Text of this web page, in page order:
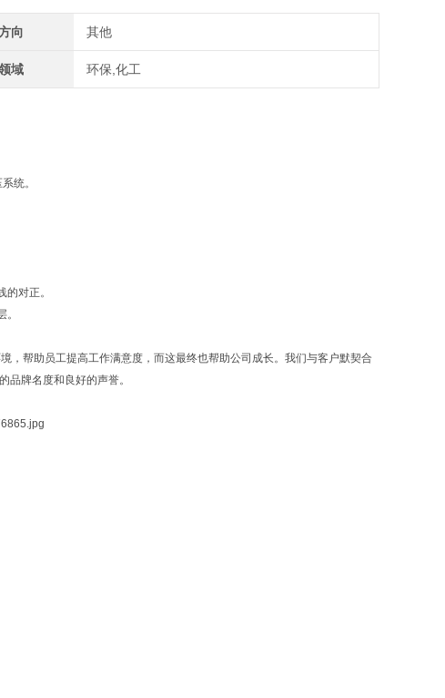
向 其他
域 环保,化工
统。
对正。
，帮助员工提高工作满意度，而这最终也帮助公司成长。我们与客户默契合
品牌名度和良好的声誉。